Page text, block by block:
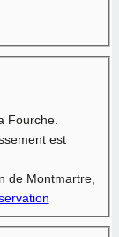
Fourche.
est
de Montmartre,